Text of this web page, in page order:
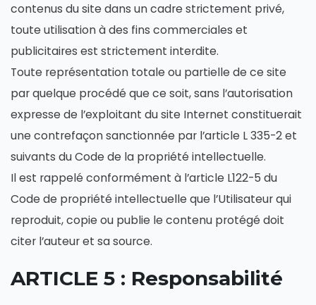
contenus du site dans un cadre strictement privé,
toute utilisation à des fins commerciales et
publicitaires est strictement interdite.
Toute représentation totale ou partielle de ce site
par quelque procédé que ce soit, sans l’autorisation
expresse de l’exploitant du site Internet constituerait
une contrefaçon sanctionnée par l’article L 335-2 et
suivants du Code de la propriété intellectuelle.
Il est rappelé conformément à l’article L122-5 du
Code de propriété intellectuelle que l’Utilisateur qui
reproduit, copie ou publie le contenu protégé doit
citer l’auteur et sa source.
ARTICLE 5 : Responsabilité